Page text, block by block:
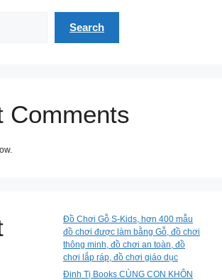
Search
Comments
Đồ Chơi Gỗ S-Kids, hơn 400 mẫu
đồ chơi được làm bằng Gỗ, đồ chơi
thông minh, đồ chơi an toàn, đồ
chơi lắp ráp, đồ chơi giáo dục
Đinh Tị Books CÙNG CON KHÔN